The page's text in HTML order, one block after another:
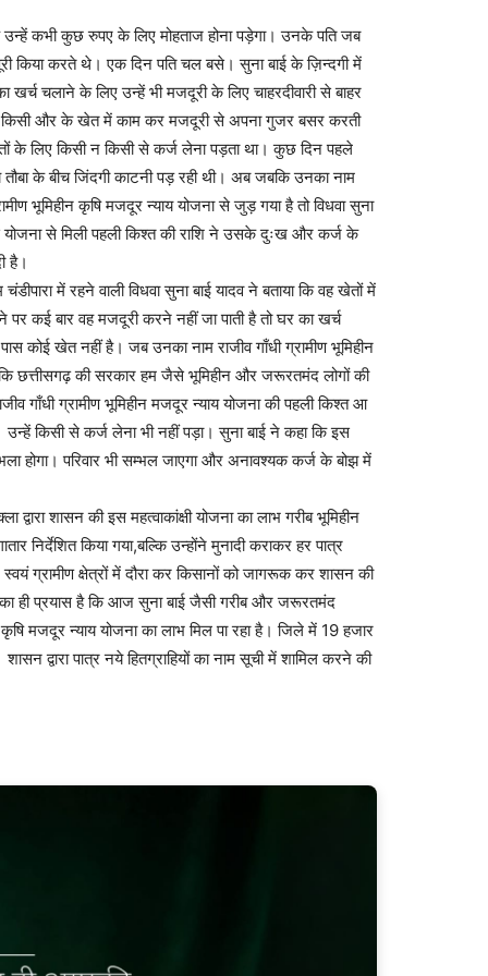
कभी कुछ रुपए के लिए मोहताज होना पड़ेगा। उनके पति जब
किया करते थे। एक दिन पति चल बसे। सुना बाई के ज़िन्दगी में
चलाने के लिए उन्हें भी मजदूरी के लिए चाहरदीवारी से बाहर
और के खेत में काम कर मजदूरी से अपना गुजर बसर करती
के लिए किसी न किसी से कर्ज लेना पड़ता था। कुछ दिन पहले
के बीच जिंदगी काटनी पड़ रही थी। अब जबकि उनका नाम
भूमिहीन कृषि मजदूर न्याय योजना से जुड़ गया है तो विधवा सुना
योजना से मिली पहली किश्त की राशि ने उसके दुःख और कर्ज के
है।
में रहने वाली विधवा सुना बाई यादव ने बताया कि वह खेतों में
कई बार वह मजदूरी करने नहीं जा पाती है तो घर का खर्च
कोई खेत नहीं है। जब उनका नाम राजीव गाँधी ग्रामीण भूमिहीन
छत्तीसगढ़ की सरकार हम जैसे भूमिहीन और जरूरतमंद लोगों की
गाँधी ग्रामीण भूमिहीन मजदूर न्याय योजना की पहली किश्त आ
किसी से कर्ज लेना भी नहीं पड़ा। सुना बाई ने कहा कि इस
होगा। परिवार भी सम्भल जाएगा और अनावश्यक कर्ज के बोझ में
शासन की इस महत्वाकांक्षी योजना का लाभ गरीब भूमिहीन
निर्देशित किया गया,बल्कि उन्होंने मुनादी कराकर हर पात्र
ग्रामीण क्षेत्रों में दौरा कर किसानों को जागरूक कर शासन की
ही प्रयास है कि आज सुना बाई जैसी गरीब और जरूरतमंद
कृषि मजदूर न्याय योजना का लाभ मिल पा रहा है। जिले में 19 हजार
द्वारा पात्र नये हितग्राहियों का नाम सूची में शामिल करने की